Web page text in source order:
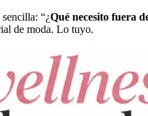
“¿Qué necesito fuera
de moda. Lo tuyo.